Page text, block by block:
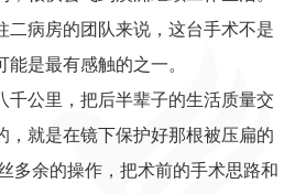
二病房的团队来说，这台手术不是
是最有感触的之一。
千公里，把后半辈子的生活质量交
，就是在镜下保护好那根被压扁的
多余的操作，把术前的手术思路和